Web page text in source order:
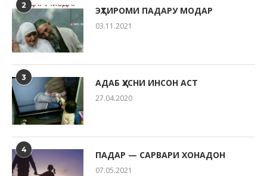
2 ЭҲТИРОМИ ПАДАРУ МОДАР
03.11.2021
3 АДАБ ҲУСНИ ИНСОН АСТ
27.04.2020
4 ПАДАР — САРВАРИ ХОНАДОН
07.05.2021